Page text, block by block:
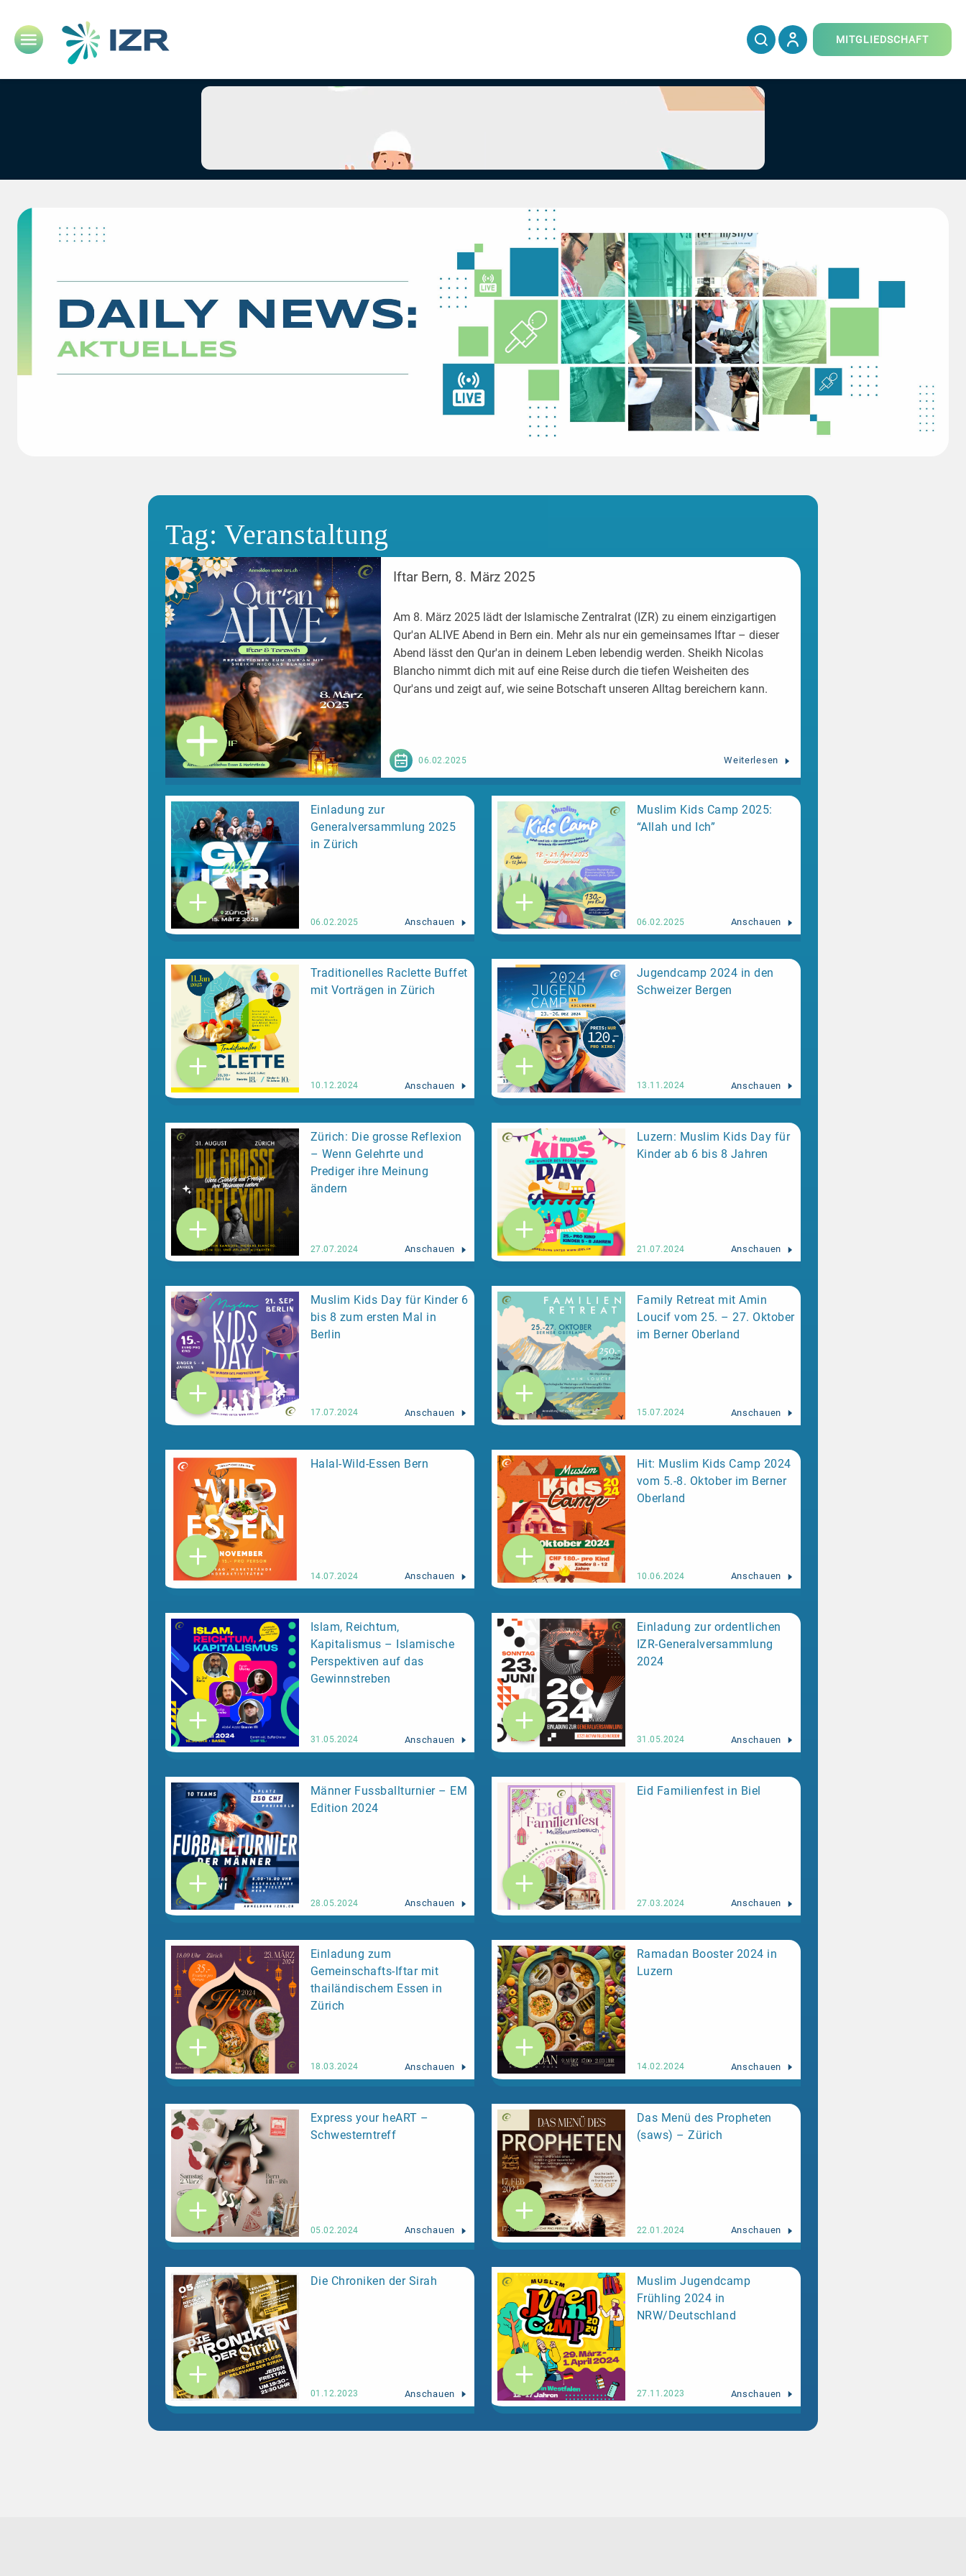
MITGLIEDSCHAFT
Tag: Veranstaltung
Iftar Bern, 8. März 2025
Am 8. März 2025 lädt der Islamische Zentralrat (IZR) zu einem einzigartigen
Qur'an ALIVE Abend in Bern ein. Mehr als nur ein gemeinsames Iftar – dieser
Abend lässt den Qur'an in deinem Leben lebendig werden. Sheikh Nicolas
Blancho nimmt dich mit auf eine Reise durch die tiefen Weisheiten des
Qur'ans und zeigt auf, wie seine Botschaft unseren Alltag bereichern kann.
06.02.2025 Weiterlesen
Einladung zur
Generalversammlung 2025
in Zürich
06.02.2025 Anschauen
Muslim Kids Camp 2025:
“Allah und Ich”
06.02.2025 Anschauen
Traditionelles Raclette Buffet
mit Vorträgen in Zürich
10.12.2024 Anschauen
Jugendcamp 2024 in den
Schweizer Bergen
13.11.2024 Anschauen
Zürich: Die grosse Reflexion
– Wenn Gelehrte und
Prediger ihre Meinung
ändern
27.07.2024 Anschauen
Luzern: Muslim Kids Day für
Kinder ab 6 bis 8 Jahren
21.07.2024 Anschauen
Muslim Kids Day für Kinder 6
bis 8 zum ersten Mal in
Berlin
17.07.2024 Anschauen
Family Retreat mit Amin
Loucif vom 25. – 27. Oktober
im Berner Oberland
15.07.2024 Anschauen
Halal-Wild-Essen Bern
14.07.2024 Anschauen
Hit: Muslim Kids Camp 2024
vom 5.-8. Oktober im Berner
Oberland
10.06.2024 Anschauen
Islam, Reichtum,
Kapitalismus – Islamische
Perspektiven auf das
Gewinnstreben
31.05.2024 Anschauen
Einladung zur ordentlichen
IZR-Generalversammlung
2024
31.05.2024 Anschauen
Männer Fussballturnier – EM
Edition 2024
28.05.2024 Anschauen
Eid Familienfest in Biel
27.03.2024 Anschauen
Einladung zum
Gemeinschafts-Iftar mit
thailändischem Essen in
Zürich
18.03.2024 Anschauen
Ramadan Booster 2024 in
Luzern
14.02.2024 Anschauen
Express your heART –
Schwesterntreff
05.02.2024 Anschauen
Das Menü des Propheten
(saws) – Zürich
22.01.2024 Anschauen
Die Chroniken der Sirah
01.12.2023 Anschauen
Muslim Jugendcamp
Frühling 2024 in
NRW/Deutschland
27.11.2023 Anschauen